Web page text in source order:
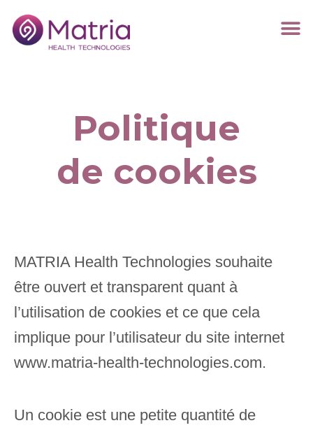
Politique
de cookies
MATRIA Health Technologies souhaite
être ouvert et transparent quant à
l’utilisation de cookies et ce que cela
implique pour l’utilisateur du site internet
www.matria-health-technologies.com.
Un cookie est une petite quantité de